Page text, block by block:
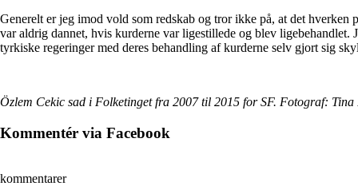
Generelt er jeg imod vold som redskab og tror ikke på, at det
var aldrig dannet, hvis kurderne var ligestillede og blev
tyrkiske regeringer med deres behandling af kurderne selv gjort sig
Özlem Cekic sad i Folketinget fra 2007 til 2015 for SF. Fotograf: Tina
Kommentér via Facebook
kommentarer